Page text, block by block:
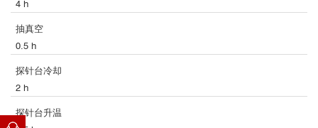
4 h
抽真空
0.5 h
探针台冷却
2 h
探针台升温